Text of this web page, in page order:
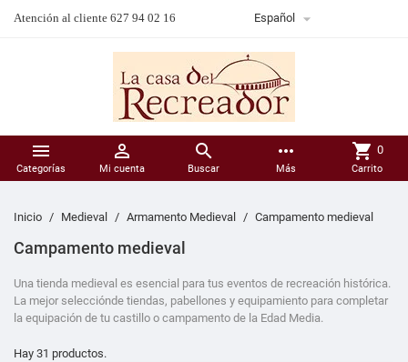
Atención al cliente 627 94 02 16 Español 

Categorías

Mi cuenta

Buscar
more_horiz
Más
shopping_cart 0
Carrito
Inicio Medieval Armamento Medieval Campamento medieval
Campamento medieval
Una tienda medieval es esencial para tus eventos de recreación histórica.
La mejor selecciónde tiendas, pabellones y equipamiento para completar
la equipación de tu castillo o campamento de la Edad Media.
Hay 31 productos.